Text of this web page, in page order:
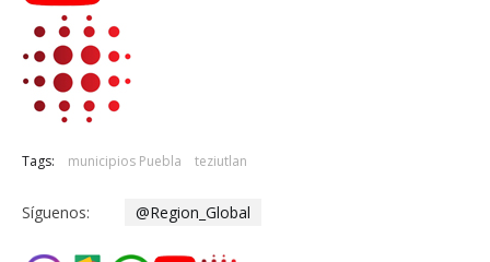
Tags: municipios Puebla teziutlan
Síguenos: @Region_Global